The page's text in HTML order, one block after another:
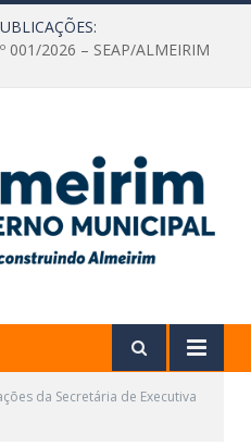
001/2026 – SEAP/ALMEIRIM
da Secretária de Executiva